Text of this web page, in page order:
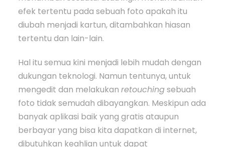
efek tertentu pada sebuah foto apakah itu
diubah menjadi kartun, ditambahkan hiasan
tertentu dan lain-lain.
Hal itu semua kini menjadi lebih mudah dengan
dukungan teknologi. Namun tentunya, untuk
mengedit dan melakukanretouching sebuah
foto tidak semudah dibayangkan. Meskipun ada
banyak aplikasi baik yang gratis ataupun
berbayar yang bisa kita dapatkan di internet,
dibutuhkan keahlian untuk dapat